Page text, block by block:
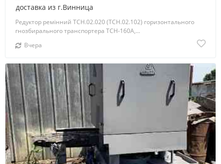
доставка из г.Винница
Редуктор ремінний ТСН.02.020 (ТСН.02.102) горизонтального
гнозбирального транспортера ТСН-160А,...
Вчера